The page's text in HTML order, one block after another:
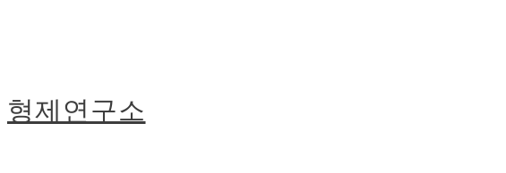
형제연구소